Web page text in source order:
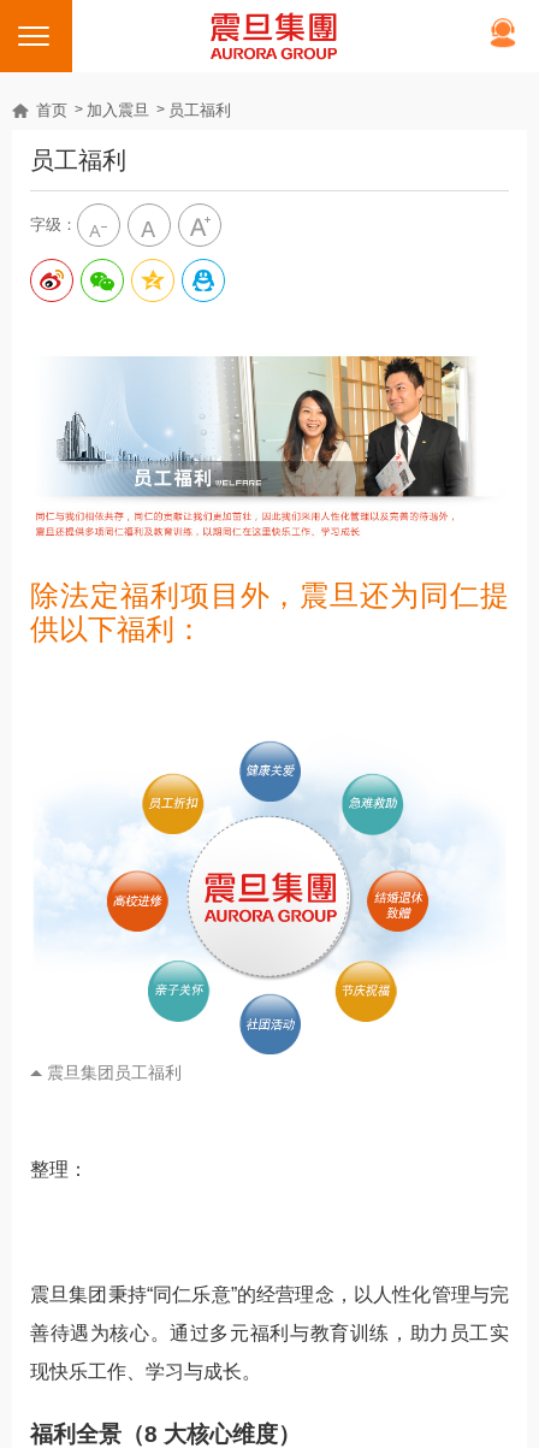
首页 加入震旦 员工福利
员工福利
字级：
除法定福利项目外，震旦还为同仁提
供以下福利：
震旦集团员工福利
整理：
震旦集团秉持“同仁乐意”的经营理念，以人性化管理与完
善待遇为核心。通过多元福利与教育训练，助力员工实
现快乐工作、学习与成长。
福利全景（8 大核心维度）